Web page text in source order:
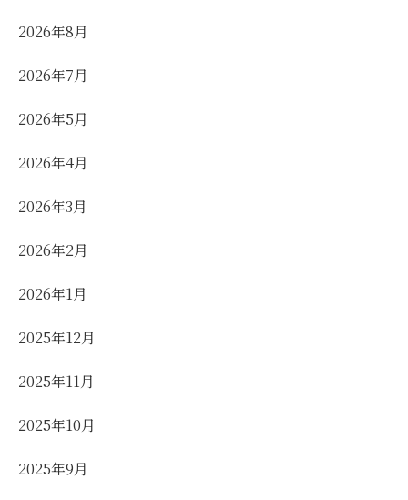
2026年8月
2026年7月
2026年5月
2026年4月
2026年3月
2026年2月
2026年1月
2025年12月
2025年11月
2025年10月
2025年9月